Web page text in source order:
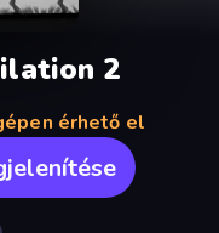
2
érhető el